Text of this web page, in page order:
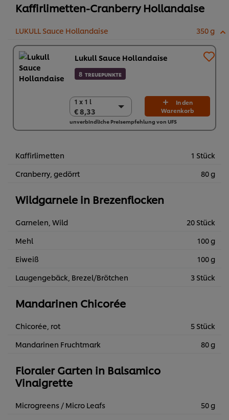
Kaffirlimetten-Cranberry Hollandaise
LUKULL Sauce Hollandaise 350 g
Lukull Sauce Hollandaise
8 TREUEPUNKTE
1 x 1 l
€ 8,33
1 x 1 l
€ 8,33
10 x 1 l
In den
Warenkorb
unverbindliche Preisempfehlung von UFS
Kaffirlimetten
1 Stück
Cranberry, gedörrt
80 g
Wildgarnele in Brezenflocken
Garnelen, Wild
20 Stück
Mehl
100 g
Eiweiß
100 g
Laugengebäck, Brezel/Brötchen
3 Stück
Mandarinen Chicorée
Chicorée, rot
5 Stück
Mandarinen Fruchtmark
80 g
Floraler Garten in Balsamico
Vinaigrette
Microgreens / Micro Leafs
50 g